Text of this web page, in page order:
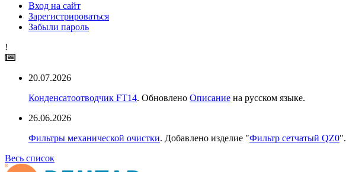
Вход на сайт
Зарегистрироваться
Забыли пароль
!
20.07.2026
Конденсатоотводчик FT14. Обновлено Описание на русском языке.
26.06.2026
Фильтры механической очистки. Добавлено изделие "Фильтр сетчатый QZ0".
Весь список